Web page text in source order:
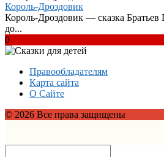
Король-Дроздовик
Король-Дроздовик — сказка Братьев
до...
0
Правообладателям
Карта сайта
О Сайте
© 2026 Все права защищены